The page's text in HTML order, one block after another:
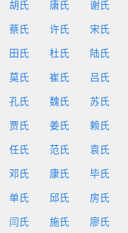
胡氏 唐氏 谢氏
蔡氏 许氏 宋氏
田氏 杜氏 陆氏
莫氏 崔氏 吕氏
孔氏 魏氏 苏氏
贾氏 姜氏 赖氏
任氏 范氏 袁氏
邓氏 康氏 毕氏
单氏 邱氏 房氏
闫氏 施氏 廖氏